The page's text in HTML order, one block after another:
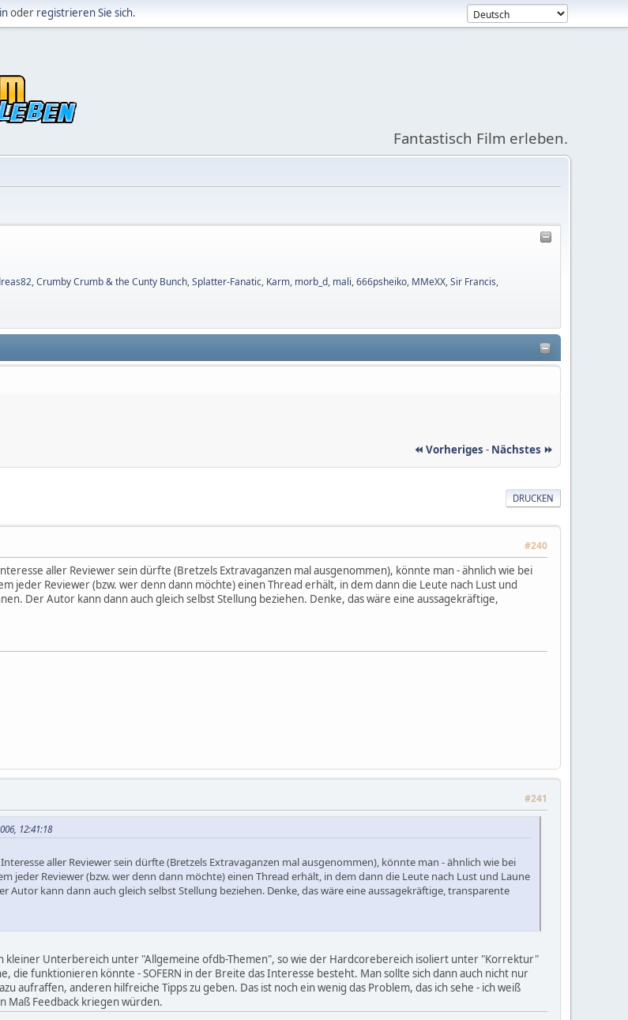
oder registrieren Sie sich.
Fantastisch Film erleben.
,Crumby Crumb & the Cunty Bunch,Splatter-Fanatic, Karm, morb_d, mali,666psheiko, MMeXX,Sir Francis,
⏪ Vorheriges - Nächstes ⏩
DRUCKEN
#240
aller Reviewer sein dürfte (Bretzels Extravaganzen mal ausgenommen), könnte man - ähnlich wie bei
jeder Reviewer (bzw. wer denn dann möchte) einen Thread erhält, in dem dann die Leute nach Lust und
Der Autor kann dann auch gleich selbst Stellung beziehen. Denke, das wäre eine aussagekräftige,
#241
12:41:18
aller Reviewer sein dürfte (Bretzels Extravaganzen mal ausgenommen), könnte man - ähnlich wie bei
jeder Reviewer (bzw. wer denn dann möchte) einen Thread erhält, in dem dann die Leute nach Lust und Laune
Autor kann dann auch gleich selbst Stellung beziehen. Denke, das wäre eine aussagekräftige, transparente
kleiner Unterbereich unter "Allgemeine ofdb-Themen", so wie der Hardcorebereich isoliert unter "Korrektur"
die funktionieren könnte - SOFERN in der Breite das Interesse besteht. Man sollte sich dann auch nicht nur
aufraffen, anderen hilfreiche Tipps zu geben. Das ist noch ein wenig das Problem, das ich sehe - ich weiß
Maß Feedback kriegen würden.